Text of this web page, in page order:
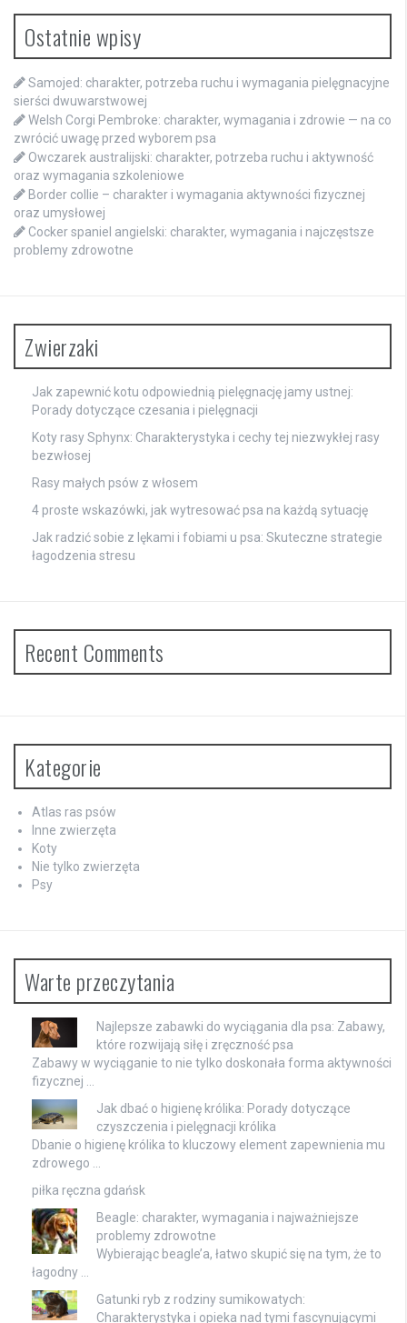
Ostatnie wpisy
Samojed: charakter, potrzeba ruchu i wymagania pielęgnacyjne
sierści dwuwarstwowej
Welsh Corgi Pembroke: charakter, wymagania i zdrowie — na co
zwrócić uwagę przed wyborem psa
Owczarek australijski: charakter, potrzeba ruchu i aktywność
oraz wymagania szkoleniowe
Border collie – charakter i wymagania aktywności fizycznej
oraz umysłowej
Cocker spaniel angielski: charakter, wymagania i najczęstsze
problemy zdrowotne
Zwierzaki
Jak zapewnić kotu odpowiednią pielęgnację jamy ustnej:
Porady dotyczące czesania i pielęgnacji
Koty rasy Sphynx: Charakterystyka i cechy tej niezwykłej rasy
bezwłosej
Rasy małych psów z włosem
4 proste wskazówki, jak wytresować psa na każdą sytuację
Jak radzić sobie z lękami i fobiami u psa: Skuteczne strategie
łagodzenia stresu
Recent Comments
Kategorie
Atlas ras psów
Inne zwierzęta
Koty
Nie tylko zwierzęta
Psy
Warte przeczytania
Najlepsze zabawki do wyciągania dla psa: Zabawy,
które rozwijają siłę i zręczność psa
Zabawy w wyciąganie to nie tylko doskonała forma aktywności
fizycznej …
Jak dbać o higienę królika: Porady dotyczące
czyszczenia i pielęgnacji królika
Dbanie o higienę królika to kluczowy element zapewnienia mu
zdrowego …
piłka ręczna gdańsk
Beagle: charakter, wymagania i najważniejsze
problemy zdrowotne
Wybierając beagle’a, łatwo skupić się na tym, że to
łagodny …
Gatunki ryb z rodziny sumikowatych:
Charakterystyka i opieka nad tymi fascynującymi